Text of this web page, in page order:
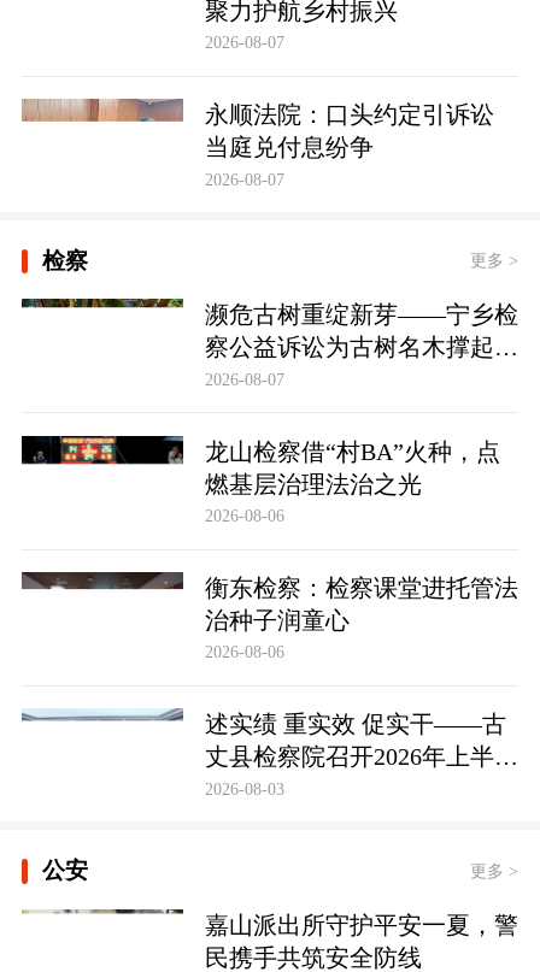
聚力护航乡村振兴
2026-08-07
永顺法院：口头约定引诉讼
当庭兑付息纷争
2026-08-07
检察 更多 >
濒危古树重绽新芽——宁乡检
察公益诉讼为古树名木撑起法
治“保护伞”
2026-08-07
龙山检察借“村BA”火种，点
燃基层治理法治之光
2026-08-06
衡东检察：检察课堂进托管法
治种子润童心
2026-08-06
述实绩 重实效 促实干——古
丈县检察院召开2026年上半年
员额检察官述职述廉大会
2026-08-03
公安 更多 >
嘉山派出所守护平安一夏，警
民携手共筑安全防线